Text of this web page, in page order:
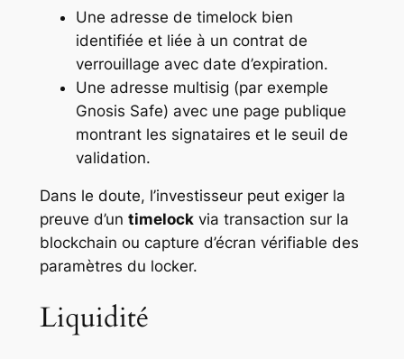
Une adresse de timelock bien
identifiée et liée à un contrat de
verrouillage avec date d’expiration.
Une adresse multisig (par exemple
Gnosis Safe) avec une page publique
montrant les signataires et le seuil de
validation.
Dans le doute, l’investisseur peut exiger la
preuve d’un timelockvia transaction sur la
blockchain ou capture d’écran vérifiable des
paramètres du locker.
Liquidité